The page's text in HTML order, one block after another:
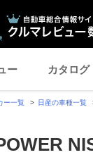
ー カタログ
ー一覧 日産の車種一覧